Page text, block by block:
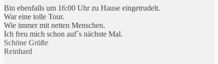
Bin ebenfalls um 16:00 Uhr zu Hause eingetrudelt.
War eine tolle Tour.
Wie immer mit netten Menschen.
Ich freu mich schon auf´s nächste Mal.
Schöne Grüße
Reinhard